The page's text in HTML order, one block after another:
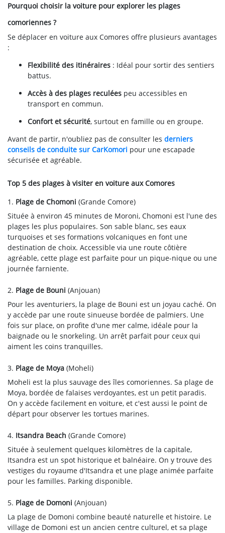
Pourquoi choisir la voiture pour explorer les plages
comoriennes ?
Se déplacer en voiture aux Comores offre plusieurs avantages
:
Flexibilité des itinéraires : Idéal pour sortir des sentiers
battus.
Accès à des plages reculées peu accessibles en
transport en commun.
Confort et sécurité, surtout en famille ou en groupe.
Avant de partir, n'oubliez pas de consulter les derniers
conseils de conduite sur CarKomori pour une escapade
sécurisée et agréable.
Top 5 des plages à visiter en voiture aux Comores
1. Plage de Chomoni (Grande Comore)
Située à environ 45 minutes de Moroni, Chomoni est l'une des
plages les plus populaires. Son sable blanc, ses eaux
turquoises et ses formations volcaniques en font une
destination de choix. Accessible via une route côtière
agréable, cette plage est parfaite pour un pique-nique ou une
journée farniente.
2. Plage de Bouni (Anjouan)
Pour les aventuriers, la plage de Bouni est un joyau caché. On
y accède par une route sinueuse bordée de palmiers. Une
fois sur place, on profite d'une mer calme, idéale pour la
baignade ou le snorkeling. Un arrêt parfait pour ceux qui
aiment les coins tranquilles.
3. Plage de Moya (Moheli)
Moheli est la plus sauvage des îles comoriennes. Sa plage de
Moya, bordée de falaises verdoyantes, est un petit paradis.
On y accède facilement en voiture, et c'est aussi le point de
départ pour observer les tortues marines.
4. Itsandra Beach (Grande Comore)
Située à seulement quelques kilomètres de la capitale,
Itsandra est un spot historique et balnéaire. On y trouve des
vestiges du royaume d'Itsandra et une plage animée parfaite
pour les familles. Parking disponible.
5. Plage de Domoni (Anjouan)
La plage de Domoni combine beauté naturelle et histoire. Le
village de Domoni est un ancien centre culturel, et sa plage